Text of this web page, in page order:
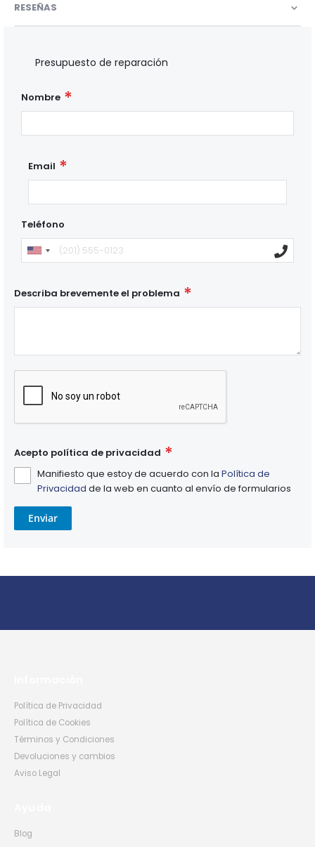
RESEÑAS
Presupuesto de reparación
Nombre
Email
Teléfono
Describa brevemente el problema
Acepto política de privacidad
Manifiesto que estoy de acuerdo con la Política de
Privacidad de la web en cuanto al envío de formularios
Enviar
Política de Privacidad
Política de Cookies
Términos y Condiciones
Devoluciones y cambios
Aviso Legal
Blog